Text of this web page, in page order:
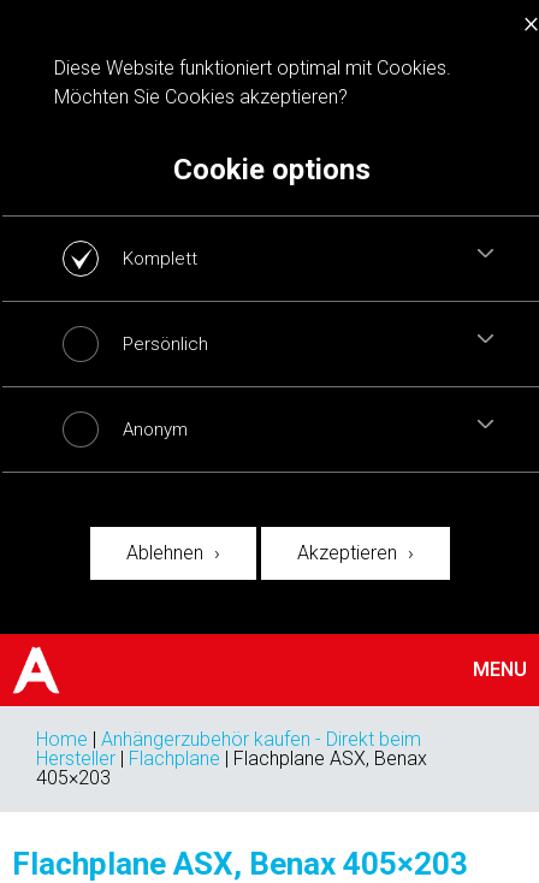
Cookie notification
×
Diese Website funktioniert optimal mit Cookies.
Möchten Sie Cookies akzeptieren?
Cookie options
Komplett
Persönlich
Anonym
Ablehnen Akzeptieren
MENU
Home | Anhängerzubehör kaufen - Direkt beim
Hersteller | Flachplane | Flachplane ASX, Benax
405×203
Flachplane ASX, Benax 405×203